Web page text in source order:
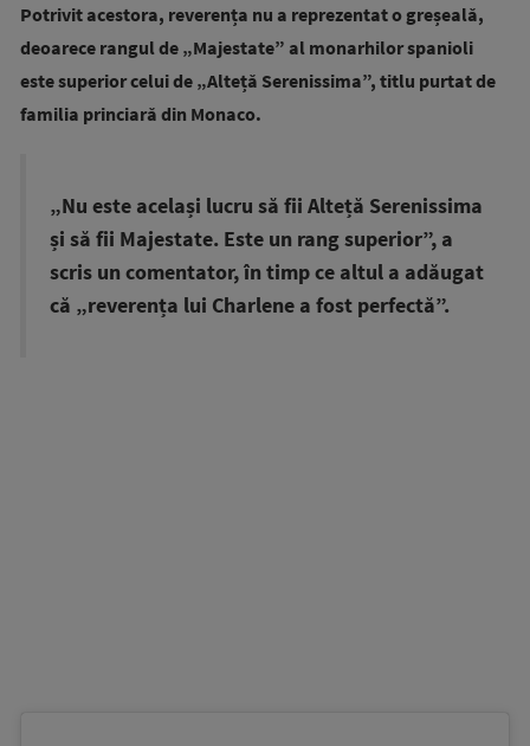
Potrivit acestora, reverența nu a reprezentat o greșeală,
deoarece rangul de „Majestate” al monarhilor spanioli
este superior celui de „Alteță Serenissima”, titlu purtat de
familia princiară din Monaco.
„Nu este același lucru să fii Alteță Serenissima
și să fii Majestate. Este un rang superior”, a
scris un comentator, în timp ce altul a adăugat
că „reverența lui Charlene a fost perfectă”.